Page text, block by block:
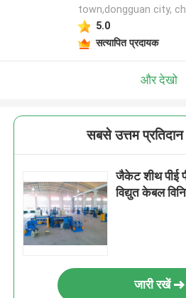
town,dongguan city,
5.0
सत्यापित प्रदायक
और देखो
सबसे उत्तम प्रतिदान
जैकेट शीथ पीई
विद्युत केबल
जारी रखें